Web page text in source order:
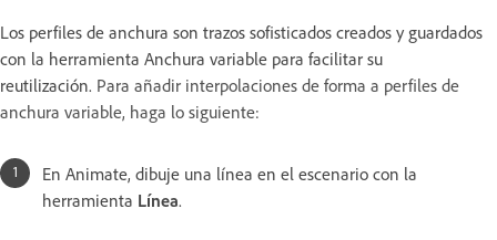
Los perfiles de anchura son trazos sofisticados creados y guardados
con la herramienta Anchura variable para facilitar su
reutilización. Para añadir interpolaciones de forma a perfiles de
anchura variable, haga lo siguiente:
En Animate, dibuje una línea en el escenario con la
herramienta Línea.